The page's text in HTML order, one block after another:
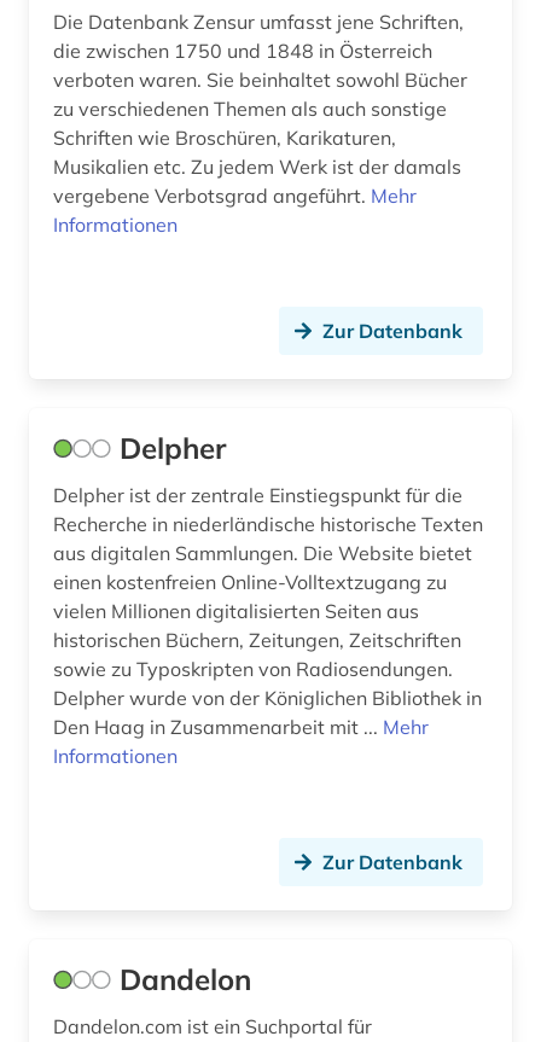
Die Datenbank Zensur umfasst jene Schriften,
die zwischen 1750 und 1848 in Österreich
verboten waren. Sie beinhaltet sowohl Bücher
zu verschiedenen Themen als auch sonstige
Schriften wie Broschüren, Karikaturen,
Musikalien etc. Zu jedem Werk ist der damals
vergebene Verbotsgrad angeführt. Mehr
Informationen
Zur Datenbank
Delpher
Delpher ist der zentrale Einstiegspunkt für die
Recherche in niederländische historische Texten
aus digitalen Sammlungen. Die Website bietet
einen kostenfreien Online-Volltextzugang zu
vielen Millionen digitalisierten Seiten aus
historischen Büchern, Zeitungen, Zeitschriften
sowie zu Typoskripten von Radiosendungen.
Delpher wurde von der Königlichen Bibliothek in
Den Haag in Zusammenarbeit mit ... Mehr
Informationen
Zur Datenbank
Dandelon
Dandelon.com ist ein Suchportal für